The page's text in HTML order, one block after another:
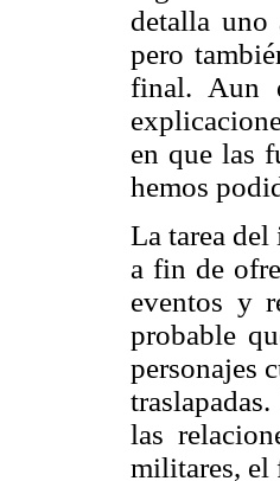
detalla uno
pero
final. Aun
en que las
hemos
La tarea
a fin de
eventos y
probable
personajes
las
militares, el